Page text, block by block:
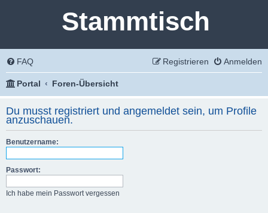
Stammtisch
FAQ Anmelden
Registrieren
Portal Foren-Übersicht
Du musst registriert und angemeldet sein, um Profile
anzuschauen.
Benutzername:
Passwort:
Ich habe mein Passwort vergessen